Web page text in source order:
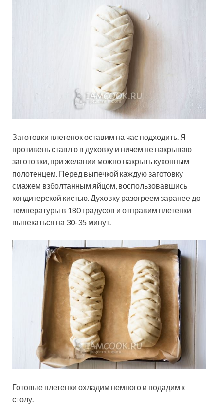
Заготовки плетенок оставим на час подходить. Я
противень ставлю в духовку и ничем не накрываю
заготовки, при желании можно накрыть кухонным
полотенцем. Перед выпечкой каждую заготовку
смажем взболтанным яйцом, воспользовавшись
кондитерской кистью. Духовку разогреем заранее до
температуры в 180 градусов и отправим плетенки
выпекаться на 30-35 минут.
Готовые плетенки охладим немного и подадим к
столу.